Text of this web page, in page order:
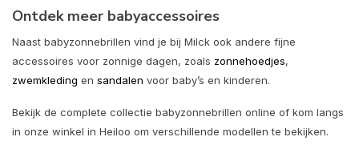
Ontdek meer babyaccessoires
Naast babyzonnebrillen vind je bij Milck ook andere fijne
accessoires voor zonnige dagen, zoals zonnehoedjes,
zwemkleding en sandalen voor baby’s en kinderen.
Bekijk de complete collectie babyzonnebrillen online of kom langs
in onze winkel in Heiloo om verschillende modellen te bekijken.